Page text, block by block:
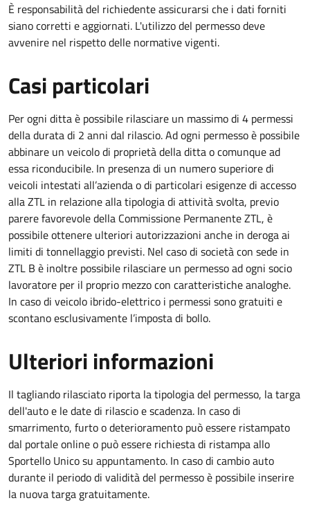
È responsabilità del richiedente assicurarsi che i dati forniti
siano corretti e aggiornati. L'utilizzo del permesso deve
avvenire nel rispetto delle normative vigenti.
Casi particolari
Per ogni ditta è possibile rilasciare un massimo di 4 permessi
della durata di 2 anni dal rilascio. Ad ogni permesso è possibile
abbinare un veicolo di proprietà della ditta o comunque ad
essa riconducibile. In presenza di un numero superiore di
veicoli intestati all’azienda o di particolari esigenze di accesso
alla ZTL in relazione alla tipologia di attività svolta, previo
parere favorevole della Commissione Permanente ZTL, è
possibile ottenere ulteriori autorizzazioni anche in deroga ai
limiti di tonnellaggio previsti. Nel caso di società con sede in
ZTL B è inoltre possibile rilasciare un permesso ad ogni socio
lavoratore per il proprio mezzo con caratteristiche analoghe.
In caso di veicolo ibrido-elettrico i permessi sono gratuiti e
scontano esclusivamente l’imposta di bollo.
Ulteriori informazioni
Il tagliando rilasciato riporta la tipologia del permesso, la targa
dell'auto e le date di rilascio e scadenza. In caso di
smarrimento, furto o deterioramento può essere ristampato
dal portale online o può essere richiesta di ristampa allo
Sportello Unico su appuntamento. In caso di cambio auto
durante il periodo di validità del permesso è possibile inserire
la nuova targa gratuitamente.